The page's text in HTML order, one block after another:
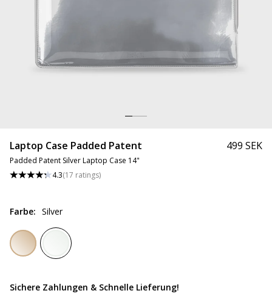
Laptop Case Padded Patent
Padded Patent Silver Laptop Case 14"
4.3(17 ratings)
499 SEK
Farbe: Silver
Sichere Zahlungen & Schnelle Lieferung!